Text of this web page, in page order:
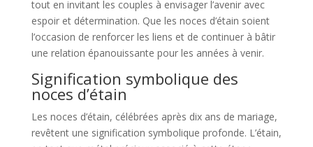
tout en invitant les couples à envisager l’avenir avec
espoir et détermination. Que les noces d’étain soient
l’occasion de renforcer les liens et de continuer à bâtir
une relation épanouissante pour les années à venir.
Signification symbolique des
noces d’étain
Les noces d’étain, célébrées après dix ans de mariage,
revêtent une signification symbolique profonde. L’étain,